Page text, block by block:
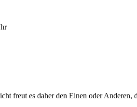
freut es daher den Einen oder